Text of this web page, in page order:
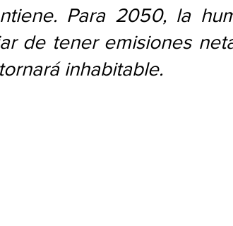
Para 2050, la
de tener emisiones
inhabitable.